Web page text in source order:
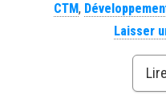
CTM,
Laisser